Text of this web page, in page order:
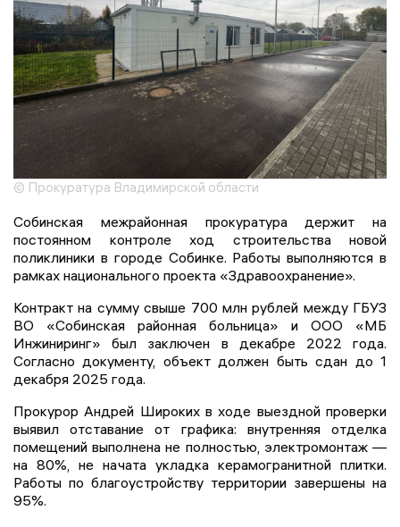
© Прокуратура Владимирской области
Собинская межрайонная прокуратура держит на
постоянном контроле ход строительства новой
поликлиники в городе Собинке. Работы выполняются в
рамках национального проекта «Здравоохранение».
Контракт на сумму свыше 700 млн рублей между ГБУЗ
ВО «Собинская районная больница» и ООО «МБ
Инжиниринг» был заключен в декабре 2022 года.
Согласно документу, объект должен быть сдан до 1
декабря 2025 года.
Прокурор Андрей Широких в ходе выездной проверки
выявил отставание от графика: внутренняя отделка
помещений выполнена не полностью, электромонтаж —
на 80%, не начата укладка керамогранитной плитки.
Работы по благоустройству территории завершены на
95%.